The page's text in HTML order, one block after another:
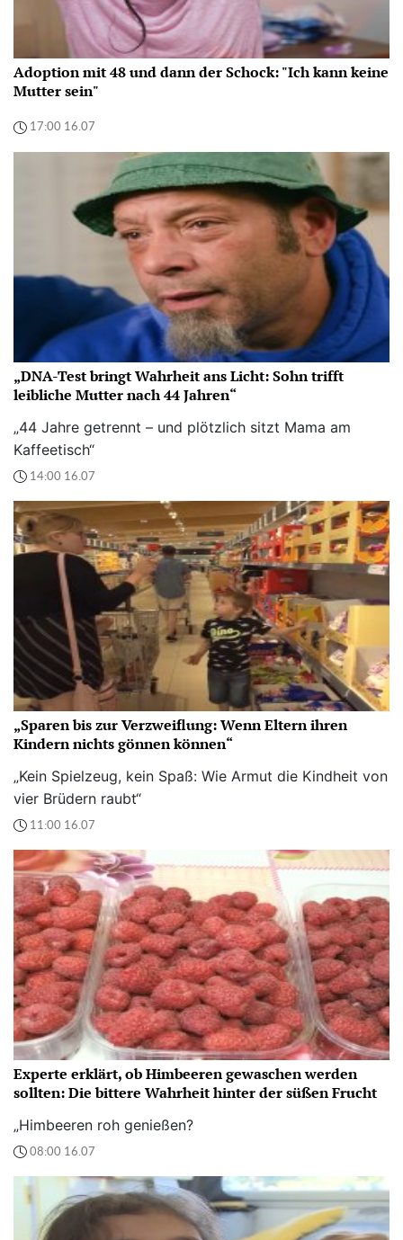
Adoption mit 48 und dann der Schock: "Ich kann keine
Mutter sein"
17:00 16.07
„DNA-Test bringt Wahrheit ans Licht: Sohn trifft
leibliche Mutter nach 44 Jahren“
„44 Jahre getrennt – und plötzlich sitzt Mama am
Kaffeetisch“
14:00 16.07
„Sparen bis zur Verzweiflung: Wenn Eltern ihren
Kindern nichts gönnen können“
„Kein Spielzeug, kein Spaß: Wie Armut die Kindheit von
vier Brüdern raubt“
11:00 16.07
Experte erklärt, ob Himbeeren gewaschen werden
sollten: Die bittere Wahrheit hinter der süßen Frucht
„Himbeeren roh genießen?
08:00 16.07